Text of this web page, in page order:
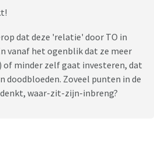
dat deze 'relatie' door TO in
vanaf het ogenblik dat ze meer
of minder zelf gaat investeren, dat
doodbloeden. Zoveel punten in de
denkt, waar-zit-zijn-inbreng?